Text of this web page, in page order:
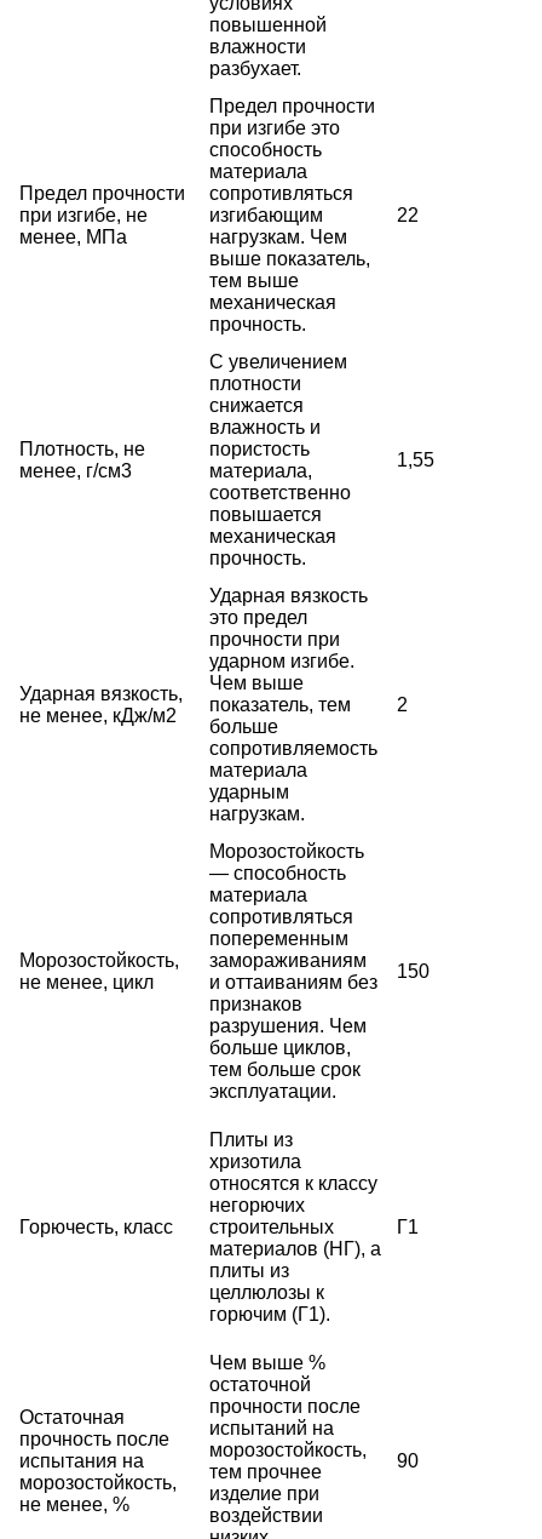
повышенной
влажности
разбухает.
Предел прочности
при изгибе, не
менее, МПа
Предел прочности
при изгибе это
способность
материала
сопротивляться
изгибающим
нагрузкам. Чем
выше показатель,
тем выше
механическая
прочность.
22
Плотность, не
менее, г/см3
С увеличением
плотности
снижается
влажность и
пористость
материала,
соответственно
повышается
механическая
прочность.
1,55
Ударная вязкость,
не менее, кДж/м2
Ударная вязкость
это предел
прочности при
ударном изгибе.
Чем выше
показатель, тем
больше
сопротивляемость
материала
ударным
нагрузкам.
2
Морозостойкость,
не менее, цикл
Морозостойкость
— способность
материала
сопротивляться
попеременным
замораживаниям
и оттаиваниям без
признаков
разрушения. Чем
больше циклов,
тем больше срок
эксплуатации.
150
Горючесть, класс
Плиты из
хризотила
относятся к классу
негорючих
строительных
материалов (НГ), а
плиты из
целлюлозы к
горючим (Г1).
Г1
Остаточная
прочность после
испытания на
морозостойкость,
не менее, %
Чем выше %
остаточной
прочности после
испытаний на
морозостойкость,
тем прочнее
изделие при
воздействии
90